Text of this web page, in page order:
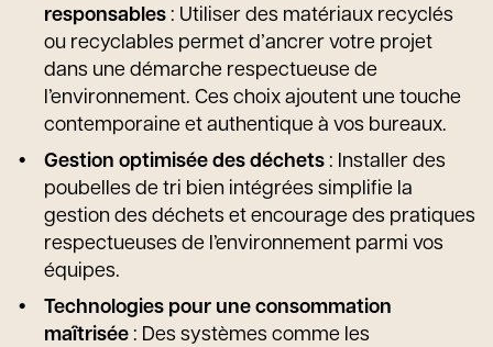
responsables : Utiliser des matériaux recyclés
ou recyclables permet d’ancrer votre projet
dans une démarche respectueuse de
l’environnement. Ces choix ajoutent une touche
contemporaine et authentique à vos bureaux.
Gestion optimisée des déchets : Installer des
poubelles de tri bien intégrées simplifie la
gestion des déchets et encourage des pratiques
respectueuses de l’environnement parmi vos
équipes.
Technologies pour une consommation
maîtrisée : Des systèmes comme les